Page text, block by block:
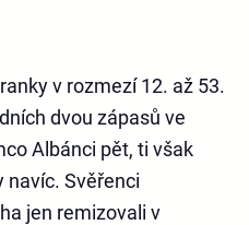
v rozmezí 12. až 53.
dvou zápasů ve
Albánci pět, ti však
navíc. Svěřenci
jen remizovali v